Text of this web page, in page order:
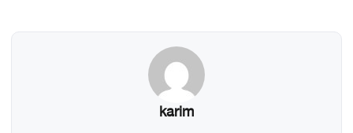
karim